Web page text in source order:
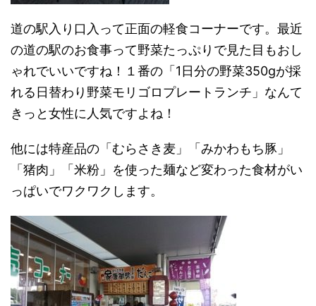
道の駅入り口入って正面の軽食コーナーです。最近
の道の駅のお食事って野菜たっぷりで見た目もおし
ゃれでいいですね！１番の「1日分の野菜350gが採
れる日替わり野菜モリゴロプレートランチ」なんて
きっと女性に人気ですよね！
他には特産品の「むらさき麦」「みかわもち豚」
「猪肉」「米粉」を使った麺など変わった食材がい
っぱいでワクワクします。‌